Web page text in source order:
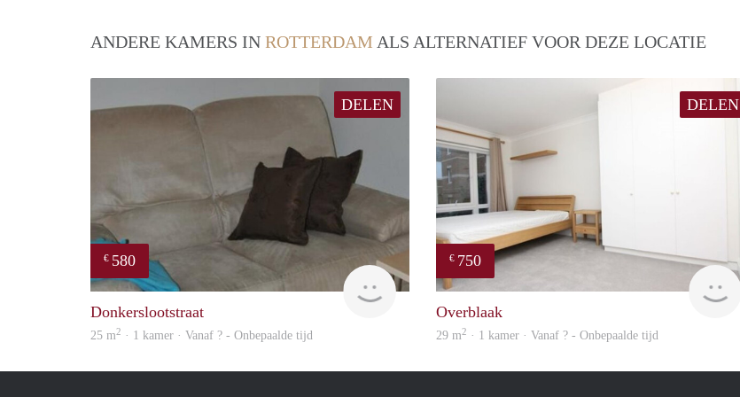
ANDERE KAMERS IN ROTTERDAM ALS ALTERNATIEF VOOR DEZE LOCATIE
DELEN
€ 580
Woning
Donkerslootstraat
25 m2 · 1 kamer · Vanaf ? - Onbepaalde tijd
DELEN
€ 750
Overblaak
29 m2 · 1 kamer · Vanaf ? - Onbepaalde tijd